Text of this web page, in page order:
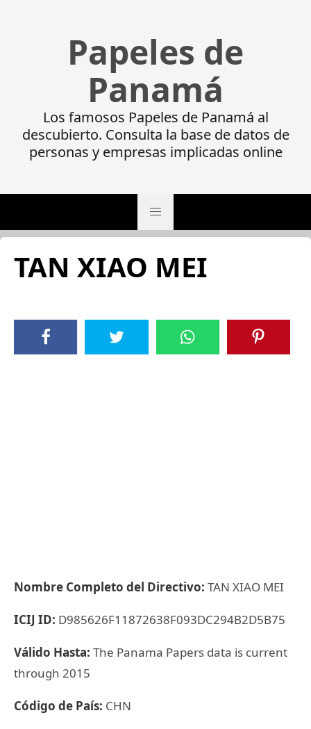
Papeles de
Panamá
Los famosos Papeles de Panamá al
descubierto. Consulta la base de datos de
personas y empresas implicadas online
TAN XIAO MEI
Nombre Completo del Directivo: TAN XIAO MEI
ICIJ ID: D985626F11872638F093DC294B2D5B75
Válido Hasta: The Panama Papers data is current
through 2015
Código de País: CHN